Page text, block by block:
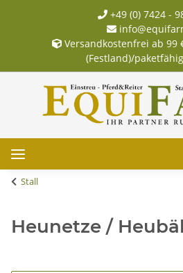
+49 (0) 7424 -
Versandkostenfrei ab 99
(Festland)/
Stall
Heunetze /